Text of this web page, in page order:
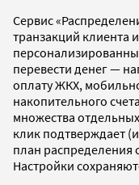
Сервис
транзакций клиента
перевести денег —
оплату ЖКХ,
накопительного
множества
клик подтверждает
план распределения
Настройки